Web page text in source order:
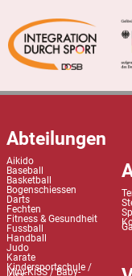
Abteilungen
Aikido
Baseball
Basketball
Bogenschiessen
Darts
Fechten
Fitness & Gesundheit
Fussball
Handball
Judo
Karate
Kindersportschule /
Mini-KiSS / Baby-